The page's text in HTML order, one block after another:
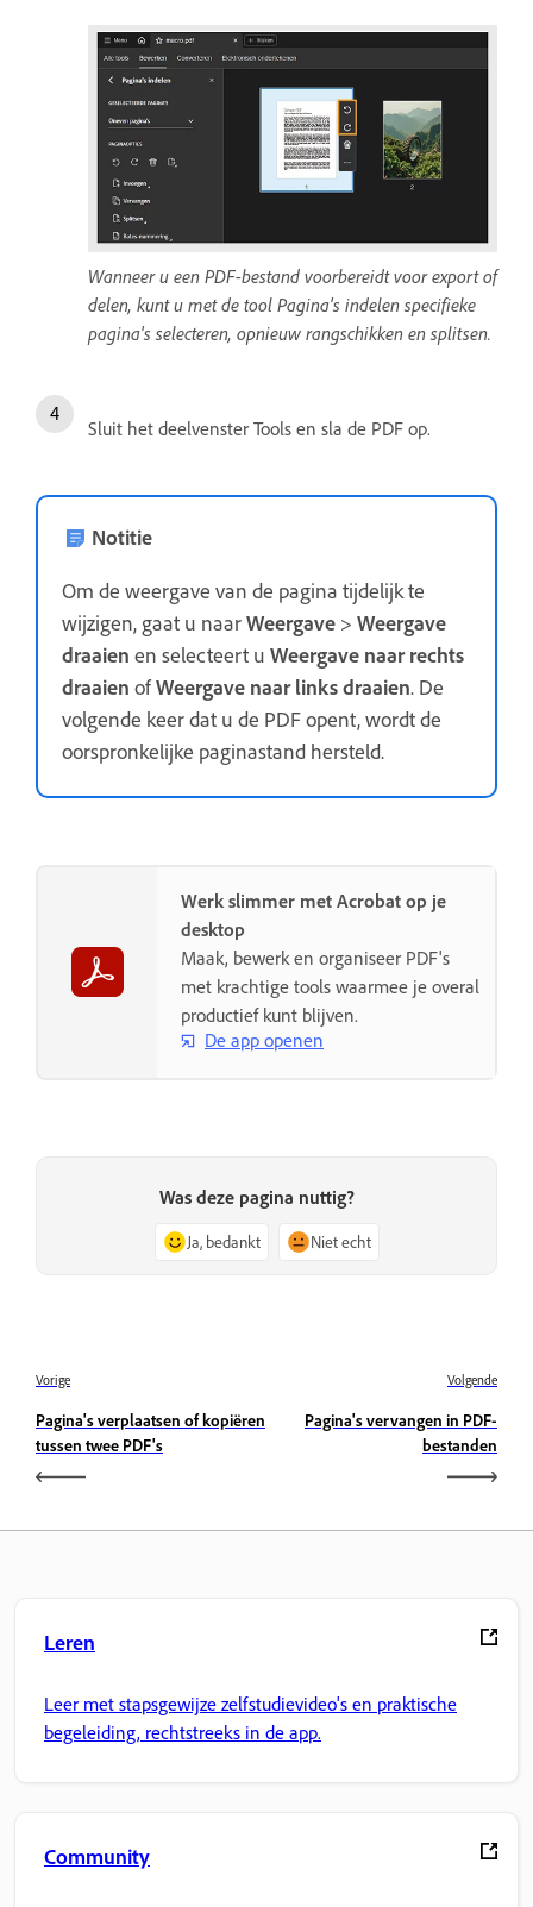
Wanneer u een PDF-bestand voorbereidt voor export of
delen, kunt u met de tool Pagina's indelen specifieke
pagina's selecteren, opnieuw rangschikken en splitsen.
Sluit het deelvenster Tools en sla de PDF op.
Notitie
Om de weergave van de pagina tijdelijk te
wijzigen, gaat u naarWeergave > Weergave
draaien en selecteert u Weergave naar rechts
draaien ofWeergave naar links draaien. De
volgende keer dat u de PDF opent, wordt de
oorspronkelijke paginastand hersteld.
Werk slimmer met Acrobat op je
desktop
Maak, bewerk en organiseer PDF's
met krachtige tools waarmee je overal
productief kunt blijven.
De app openen
Was deze pagina nuttig?
Ja, bedankt Niet echt
Vorige
Pagina's verplaatsen of kopiëren
tussen twee PDF's
Volgende
Pagina's vervangen in PDF-
bestanden
Leren
Leer met stapsgewijze zelfstudievideo's en praktische
begeleiding, rechtstreeks in de app.
Community